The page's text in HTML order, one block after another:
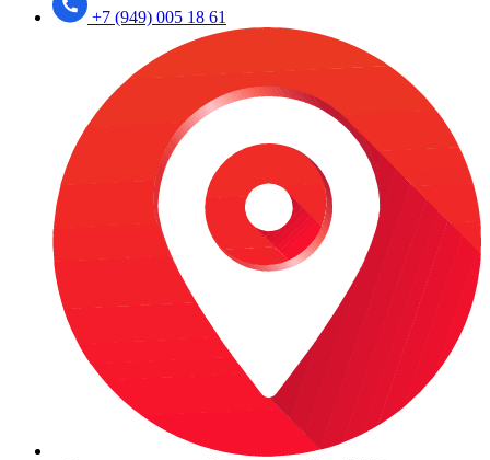
+7 (949) 005 18 61